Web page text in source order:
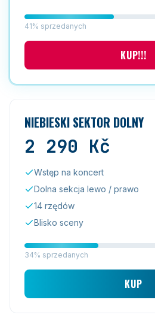
41% sprzedanych
KUP!!!
NIEBIESKI SEKTOR DOLNY
2 290 Kč
Wstęp na koncert
Dolna sekcja lewo / prawo
14 rzędów
Blisko sceny
34% sprzedanych
KUP